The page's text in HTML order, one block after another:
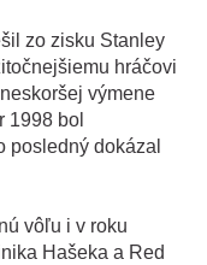
zo zisku Stanley
hráčovi
výmene
1998 bol
posledný dokázal
vôľu i v roku
Hašeka a Red